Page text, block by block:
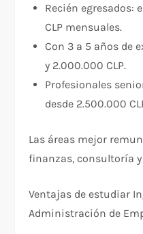
Recién egresados:
CLP mensuales.
Con 3 a 5 años de
y 2.000.000 CLP.
Profesionales
desde 2.500.000
Las áreas mejor
finanzas, consultoría
Ventajas de estudiar
Administración de